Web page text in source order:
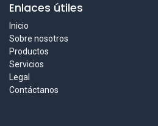
Enlaces útiles
Inicio
Sobre nosotros
Productos
Servicios
Legal
Contáctanos